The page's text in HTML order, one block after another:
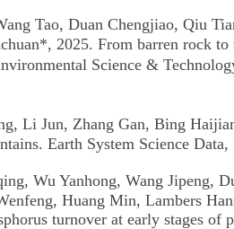
Tao, Duan Chengjiao, Qiu
2025. From barren rock
Science &
Li Jun, Zhang Gan, Bing
Earth System Science
Wu Yanhong, Wang Jipeng,
Huang Min, Lambers
turnover at early stages of